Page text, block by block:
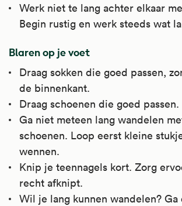
Werk niet te lang achter elkaar
Begin rustig en werk steeds wat
Blaren op je voet
Draag sokken die goed passen,
de binnenkant.
Draag schoenen die goed passen.
Ga niet meteen lang wandelen
schoenen. Loop eerst kleine
wennen.
Knip je teennagels kort. Zorg
recht afknipt.
Wil je lang kunnen wandelen? Ga